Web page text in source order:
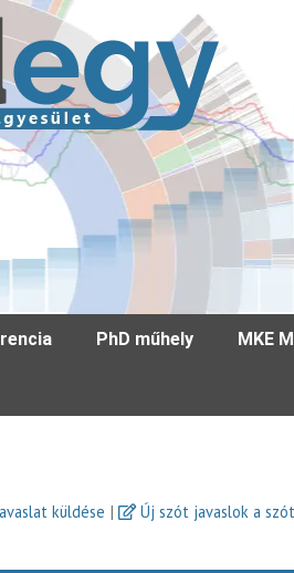
PhD műhely MKE
küldése | Új szót javaslok a